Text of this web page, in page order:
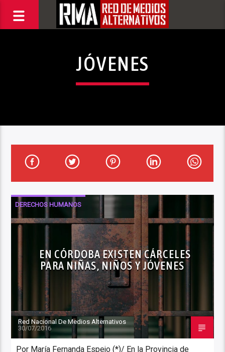
JÓVENES
DERECHOS HUMANOS
EN CÓRDOBA EXISTEN CÁRCELES
PARA NIÑAS, NIÑOS Y JÓVENES
Red Nacional De Medios Alternativos
30/07/2016
Por María Fernanda Espejo (*)/ En la Provincia de